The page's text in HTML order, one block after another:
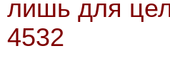
лишь для
4532